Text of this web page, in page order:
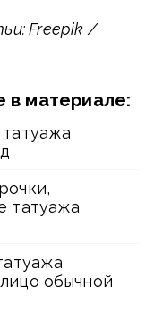
Freepik /
в материале:
татуажа
обычной